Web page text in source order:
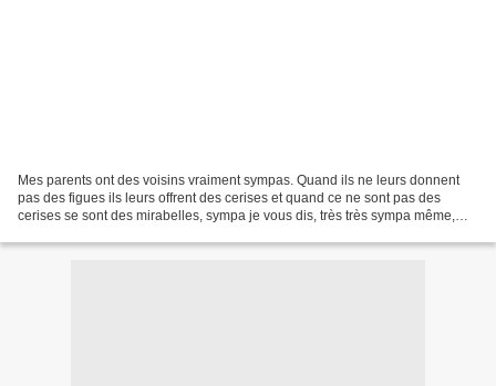
Mes parents ont des voisins vraiment sympas. Quand ils ne leurs donnent
pas des figues ils leurs offrent des cerises et quand ce ne sont pas des
cerises se sont des mirabelles, sympa je vous dis, très très sympa même,